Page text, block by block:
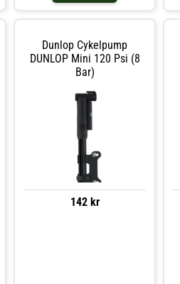
Dunlop Cykelpump
DUNLOP Mini 120 Psi (8
Bar)
142 kr